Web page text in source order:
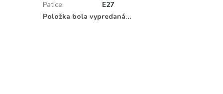
Patice:
E27
Položka bola vypredaná…